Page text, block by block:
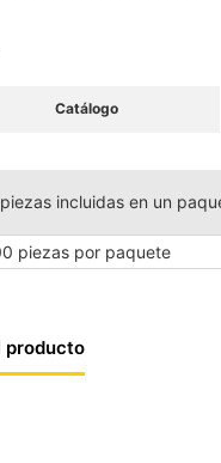
Catálogo
incluidas en un
piezas por paquete
producto